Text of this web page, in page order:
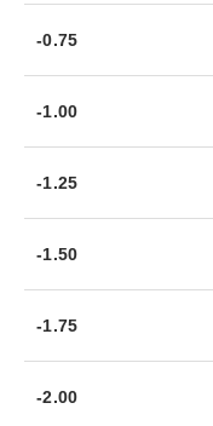
-0.75
-1.00
-1.25
-1.50
-1.75
-2.00